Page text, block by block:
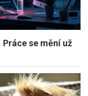
Práce se mění už